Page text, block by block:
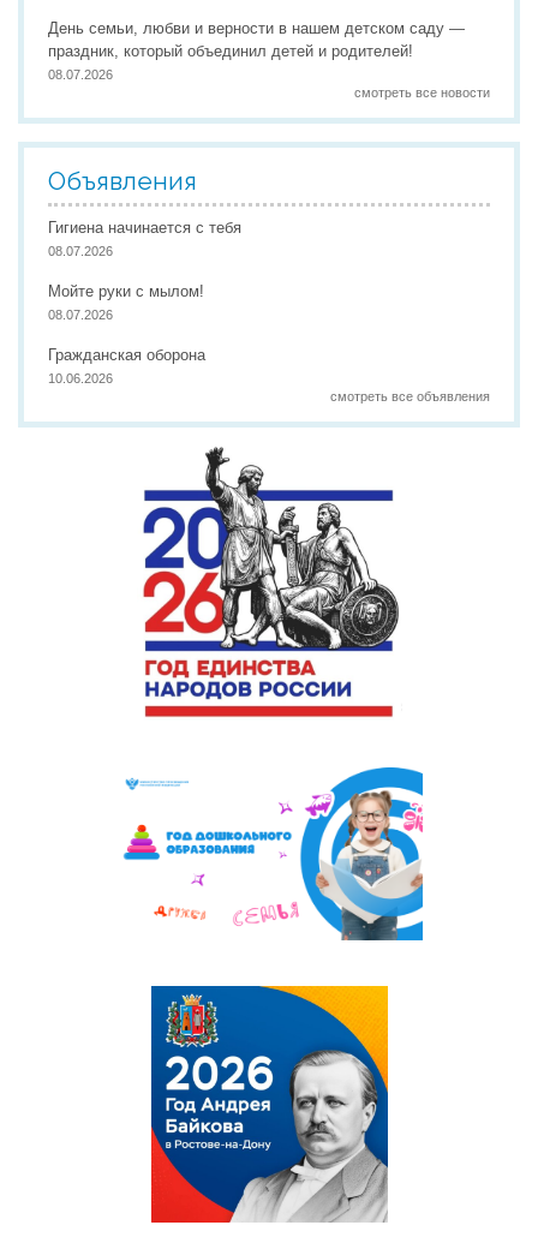
День семьи, любви и верности в нашем детском саду —
праздник, который объединил детей и родителей!
08.07.2026
смотреть все новости
Объявления
Гигиена начинается с тебя
08.07.2026
Мойте руки с мылом!
08.07.2026
Гражданская оборона
10.06.2026
смотреть все объявления